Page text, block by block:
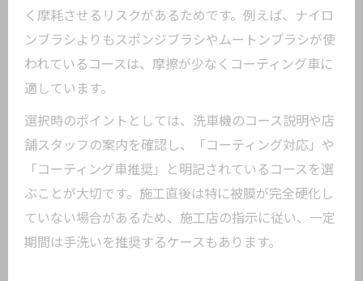
く摩耗させるリスクがあるためです。例えば、ナイロ
ンブラシよりもスポンジブラシやムートンブラシが使
われているコースは、摩擦が少なくコーティング車に
適しています。
選択時のポイントとしては、洗車機のコース説明や店
舗スタッフの案内を確認し、「コーティング対応」や
「コーティング車推奨」と明記されているコースを選
ぶことが大切です。施工直後は特に被膜が完全硬化し
ていない場合があるため、施工店の指示に従い、一定
期間は手洗いを推奨するケースもあります。